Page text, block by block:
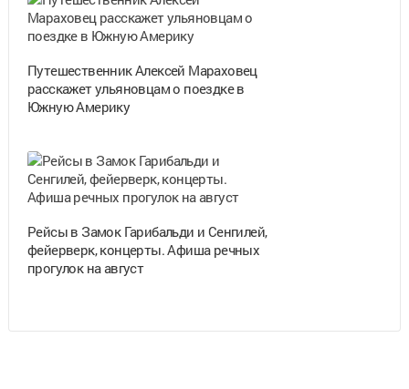
Путешественник Алексей Мараховец
расскажет ульяновцам о поездке в
Южную Америку
Рейсы в Замок Гарибальди и Сенгилей,
фейерверк, концерты. Афиша речных
прогулок на август